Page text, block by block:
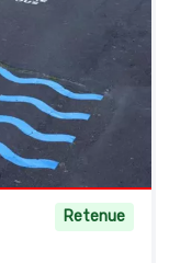
Retenue